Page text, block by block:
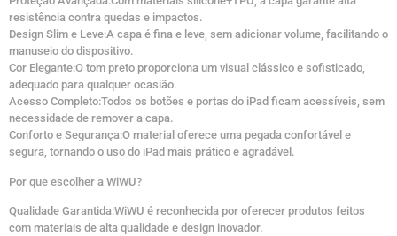
resistência contra quedas e impactos.
Design Slim e Leve:A capa é fina e leve, sem adicionar volume, facilitando o
manuseio do dispositivo.
Cor Elegante:O tom preto proporciona um visual clássico e sofisticado,
adequado para qualquer ocasião.
Acesso Completo:Todos os botões e portas do iPad ficam acessíveis, sem
necessidade de remover a capa.
Conforto e Segurança:O material oferece uma pegada confortável e
segura, tornando o uso do iPad mais prático e agradável.
Por que escolher a WiWU?
Qualidade Garantida:WiWU é reconhecida por oferecer produtos feitos
com materiais de alta qualidade e design inovador.